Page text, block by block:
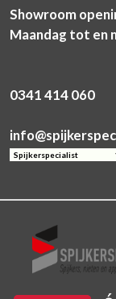
Showroom
Maandag tot en
0341 414 060